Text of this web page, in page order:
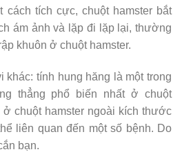
cách tích cực, chuột hamster bắt
ám ảnh và lặp đi lặp lại, thường
khuôn ở chuột hamster.
khác: tính hung hăng là một trong
thẳng phổ biến nhất ở chuột
ở chuột hamster ngoài kích thước
liên quan đến một số bệnh. Do
bạn.